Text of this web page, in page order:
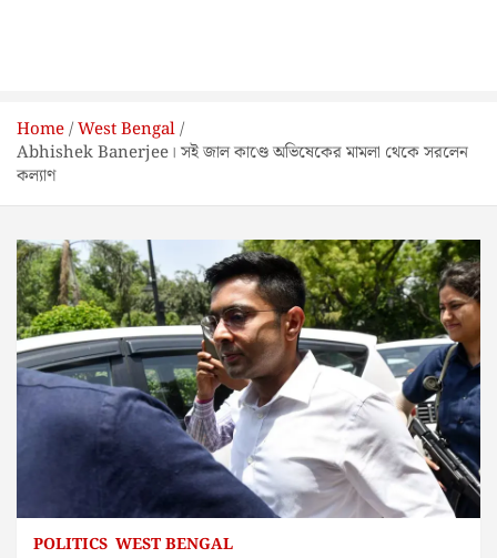
Home West Bengal
Abhishek Banerjee। সই জাল কাণ্ডে অভিষেকের মামলা থেকে সরলেন
কল্যাণ
POLITICS WEST BENGAL